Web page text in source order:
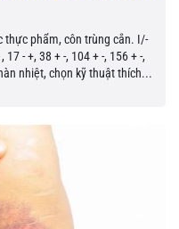
thực phẩm, côn trùng cắn. I/-
- +, 38 + -, 104 + -, 156 + -,
đoán hàn nhiệt, chọn kỹ thuật thích...